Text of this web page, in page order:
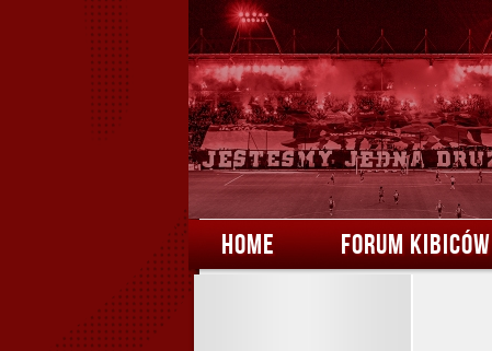
HOME FORUM KIBICÓW